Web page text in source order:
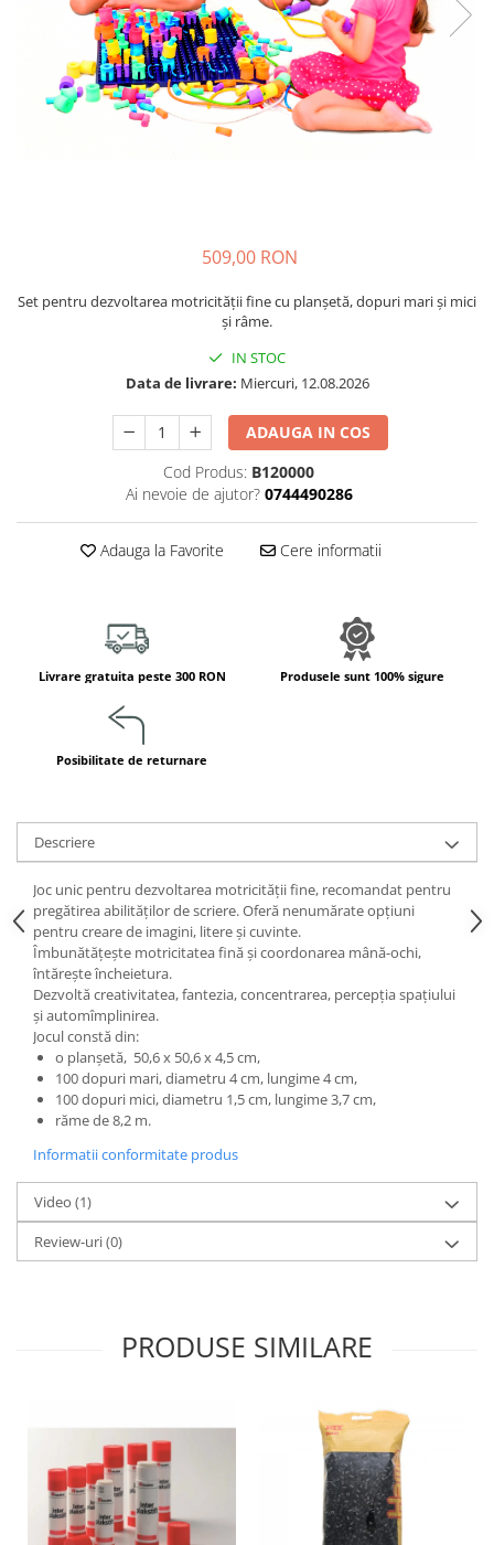
Biciclete si Triciclete
Biciclete
Camere Senzoriale
Amenajări camere senzoriale
Echipamente camere senzoriale
Oferte pentru Camere Senzoriale
Creativitate si indemanare
Cuburi și cărămizi
Instrumente muzicale
Jucarii de constructii
Dezvoltare cognitiva
Jucării de sortare
Dezvoltare psihomotrica
Dezvoltare proprioceptiva
Dezvoltare vestibulara
Module din burete
Motricitate fina
Motricitate grosiera
Recunoasterea formelor
Saltele
Trasee de motricitate
Wellness
Diverse jucarii educative
Apa si nisip
Dezvoltarea limbajului
Figurine
Mobilier gradinita
Montessori
Spații de joacă
Educatie inovativa
Dezvoltare timpurie
Jucării interactive
Lumina
Lumini si culori
Magnetism
509,00 RON
Set pentru dezvoltarea motricității fine cu planșetă, dopuri mari și mici
și râme.
IN STOC
Data de livrare: Miercuri, 12.08.2026
ADAUGA IN COS
Cod Produs: B120000
Ai nevoie de ajutor? 0744490286
Adauga la Favorite Cere informatii
Livrare gratuita peste 300 RON Produsele sunt 100% sigure
Posibilitate de returnare
Descriere
Joc unic pentru dezvoltarea motricității fine, recomandat pentru
pregătirea abilităților de scriere. Oferă nenumărate opțiuni
pentru creare de imagini, litere și cuvinte.
Îmbunătățește motricitatea fină și coordonarea mână-ochi,
întărește încheietura.
Dezvoltă creativitatea, fantezia, concentrarea, percepția spațiului
și automîmplinirea.
Jocul constă din:
o planșetă, 50,6 x 50,6 x 4,5 cm,
100 dopuri mari, diametru 4 cm, lungime 4 cm,
100 dopuri mici, diametru 1,5 cm, lungime 3,7 cm,
răme de 8,2 m.
Informatii conformitate produs
Video (1)
Review-uri(0)
PRODUSE SIMILARE